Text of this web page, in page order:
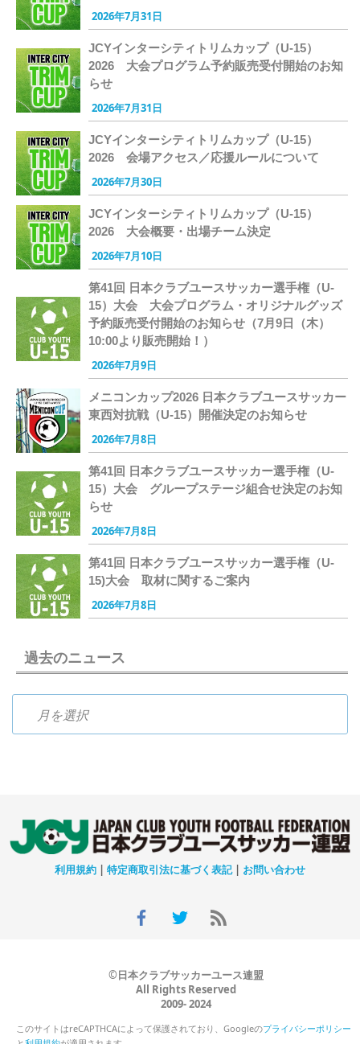
2026年7月31日
JCYインターシティトリムカップ（U-15）
2026 大会プログラム予約販売受付開始のお知
らせ
2026年7月31日
JCYインターシティトリムカップ（U-15）
2026 会場アクセス／応援ルールについて
2026年7月30日
JCYインターシティトリムカップ（U-15）
2026 大会概要・出場チーム決定
2026年7月10日
第41回 日本クラブユースサッカー選手権（U-
15）大会 大会プログラム・オリジナルグッズ
予約販売受付開始のお知らせ（7月9日（木）
10:00より販売開始！）
2026年7月9日
メニコンカップ2026 日本クラブユースサッカー
東西対抗戦（U-15）開催決定のお知らせ
2026年7月8日
第41回 日本クラブユースサッカー選手権（U-
15）大会 グループステージ組合せ決定のお知
らせ
2026年7月8日
第41回 日本クラブユースサッカー選手権（U-
15)大会 取材に関するご案内
2026年7月8日
過去のニュース
利用規約 | 特定商取引法に基づく表記| お問い合わせ
©日本クラブサッカーユース連盟
All Rights Reserved
2009- 2024
このサイトはreCAPTHCAによって保護されており、Googleのプライバシーポリシー